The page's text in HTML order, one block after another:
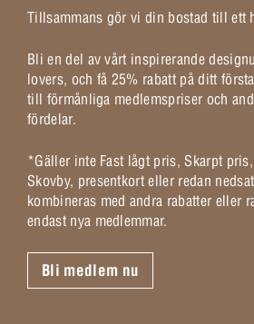
Tillsammans gör vi din bostad till ett
Bli en del av vårt inspirerande
lovers, och få 25% rabatt på ditt
till förmånliga medlemspriser och
fördelar.
*Gäller inte Fast lågt pris, Skarpt
Skovby, presentkort eller redan
kombineras med andra rabatter eller
endast nya medlemmar.
Bli medlem nu